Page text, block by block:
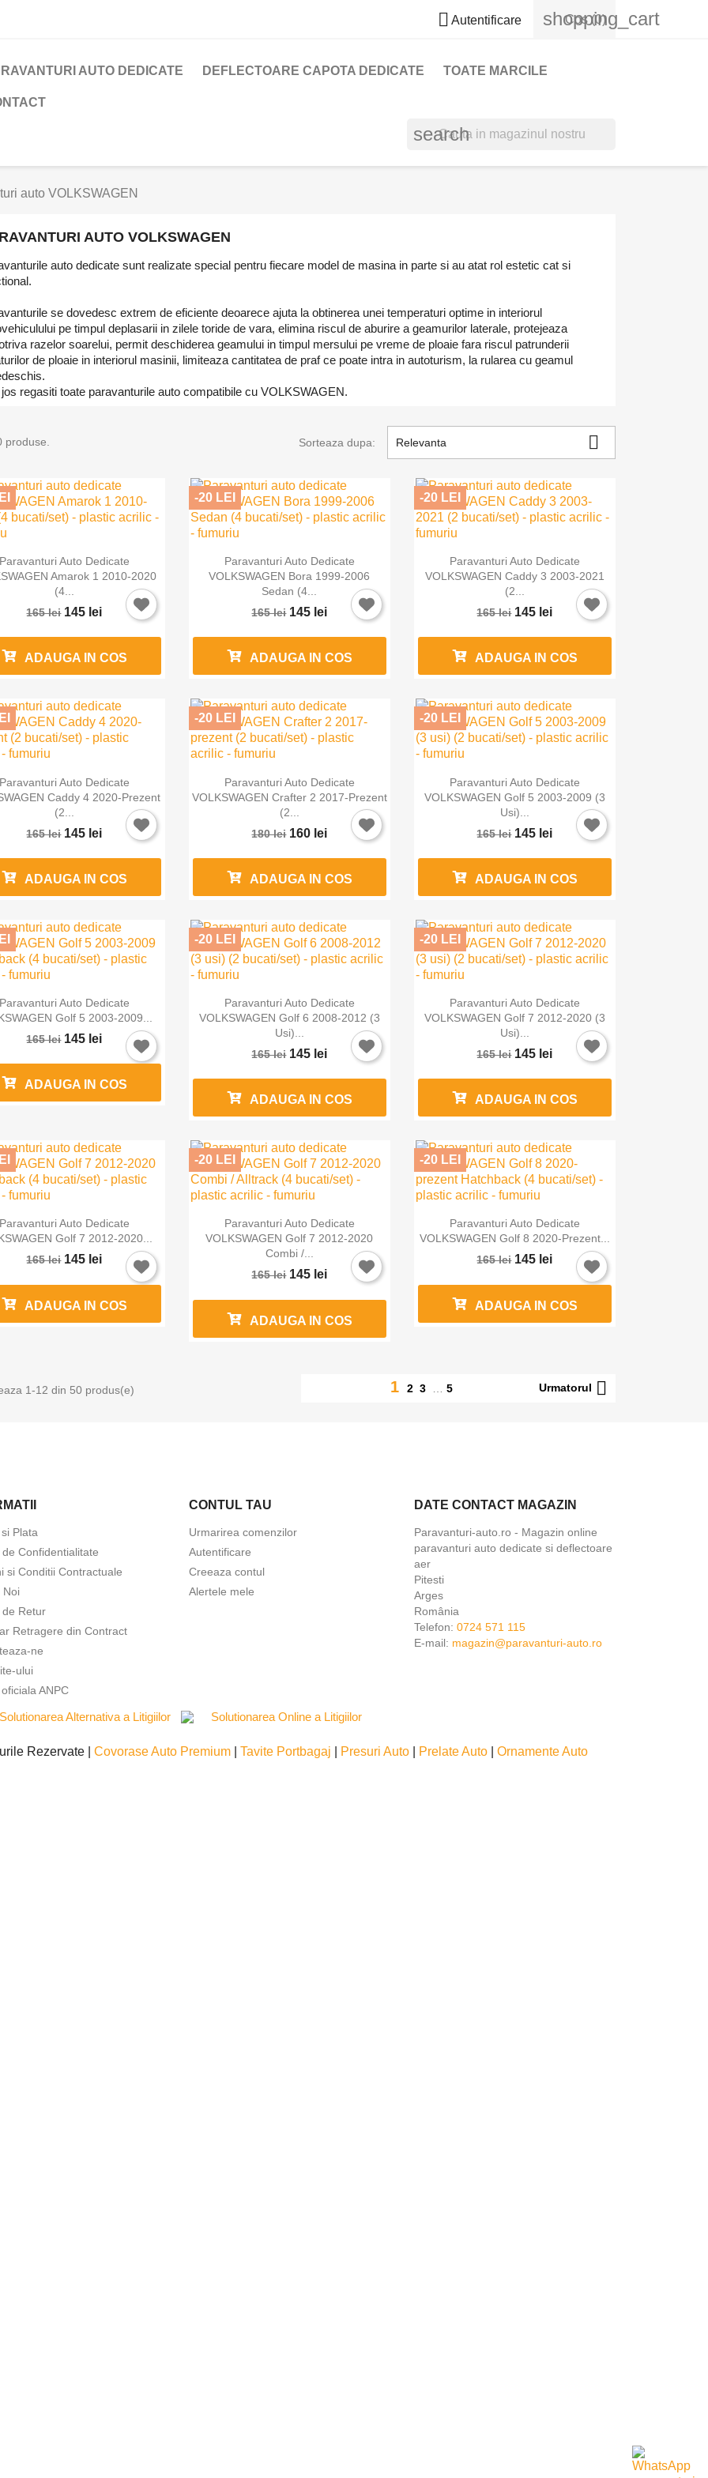
 Autentificare shopping_cart
Cos (0)
AUTO DEDICATE DEFLECTOARE CAPOTA DEDICATE TOATE MARCILE
search
auto VOLKSWAGEN
AUTO VOLKSWAGEN
auto dedicate sunt realizate special pentru fiecare model de masina in parte si au atat rol estetic cat si
se dovedesc extrem de eficiente deoarece ajuta la obtinerea unei temperaturi optime in interiorul
pe timpul deplasarii in zilele toride de vara, elimina riscul de aburire a geamurilor laterale, protejeaza
razelor soarelui, permit deschiderea geamului in timpul mersului pe vreme de ploaie fara riscul patrunderii
de ploaie in interiorul masinii, limiteaza cantitatea de praf ce poate intra in autoturism, la rularea cu geamul
regasiti toate paravanturile auto compatibile cu VOLKSWAGEN.
produse. Sorteaza dupa: Relevanta 
 Vizualizare rapida
Paravanturi Auto Dedicate
Amarok 1 2010-2020
(4...
165 lei 145 lei
ADAUGA IN COS
 Vizualizare rapida
Paravanturi Auto Dedicate
VOLKSWAGEN Bora 1999-2006
Sedan (4...
165 lei 145 lei
-20 LEI
ADAUGA IN COS
 Vizualizare rapida
Paravanturi Auto Dedicate
VOLKSWAGEN Caddy 3 2003-2021
(2...
165 lei 145 lei
-20 LEI
ADAUGA IN COS
 Vizualizare rapida
Paravanturi Auto Dedicate
Caddy 4 2020-Prezent
(2...
165 lei 145 lei
ADAUGA IN COS
 Vizualizare rapida
Paravanturi Auto Dedicate
VOLKSWAGEN Crafter 2 2017-Prezent
(2...
180 lei 160 lei
-20 LEI
ADAUGA IN COS
 Vizualizare rapida
Paravanturi Auto Dedicate
VOLKSWAGEN Golf 5 2003-2009 (3
Usi)...
165 lei 145 lei
-20 LEI
ADAUGA IN COS
 Vizualizare rapida
Paravanturi Auto Dedicate
Golf 5 2003-2009...
165 lei 145 lei
ADAUGA IN COS
 Vizualizare rapida
Paravanturi Auto Dedicate
VOLKSWAGEN Golf 6 2008-2012 (3
Usi)...
165 lei 145 lei
-20 LEI
ADAUGA IN COS
 Vizualizare rapida
Paravanturi Auto Dedicate
VOLKSWAGEN Golf 7 2012-2020 (3
Usi)...
165 lei 145 lei
-20 LEI
ADAUGA IN COS
 Vizualizare rapida
Paravanturi Auto Dedicate
Golf 7 2012-2020...
165 lei 145 lei
ADAUGA IN COS
 Vizualizare rapida
Paravanturi Auto Dedicate
VOLKSWAGEN Golf 7 2012-2020
Combi /...
165 lei 145 lei
-20 LEI
ADAUGA IN COS
 Vizualizare rapida
Paravanturi Auto Dedicate
VOLKSWAGEN Golf 8 2020-Prezent...
165 lei 145 lei
-20 LEI
ADAUGA IN COS
1-12 din 50 produs(e) 123 5 Urmatorul 
Plata
de Confidentialitate
si Conditii Contractuale
Noi
de Retur
Retragere din Contract
ne
ului
ANPC
CONTUL TAU
Urmarirea comenzilor
Autentificare
Creeaza contul
Alertele mele
DATE CONTACT MAGAZIN
Paravanturi-auto.ro - Magazin online
paravanturi auto dedicate si deflectoare
aer
Pitesti
Arges
România
Telefon: 0724 571 115
E-mail: magazin@paravanturi-auto.ro
Rezervate | Covorase Auto Premium Tavite Portbagaj Presuri Auto Prelate Auto Ornamente Auto
in cont ×
sa fi logat in contul de client pentru a salva produse in Lista de